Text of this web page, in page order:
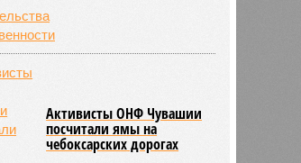
Активисты ОНФ Чувашии
посчитали ямы на
чебоксарских дорогах